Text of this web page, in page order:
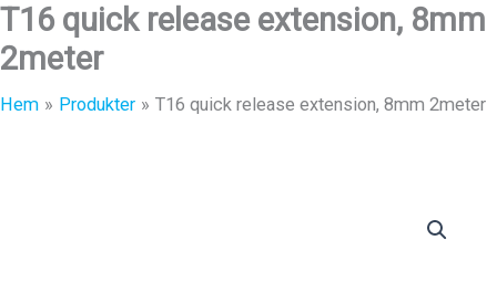
T16 quick release extension, 8mm
2meter
Hem Produkter T16 quick release extension, 8mm 2meter